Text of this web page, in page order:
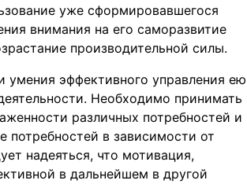
уже сформировавшегося
внимания на его саморазвитие
производительной силы.
умения эффективного управления ею
Необходимо принимать
различных потребностей и
потребностей в зависимости от
надеяться, что мотивация,
в дальнейшем в другой